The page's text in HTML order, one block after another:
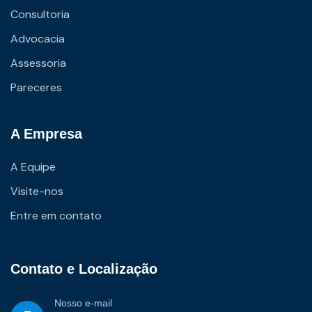
Consultoria
Advocacia
Assessoria
Pareceres
A Empresa
A Equipe
Visite-nos
Entre em contato
Contato e Localização
Nosso e-mail